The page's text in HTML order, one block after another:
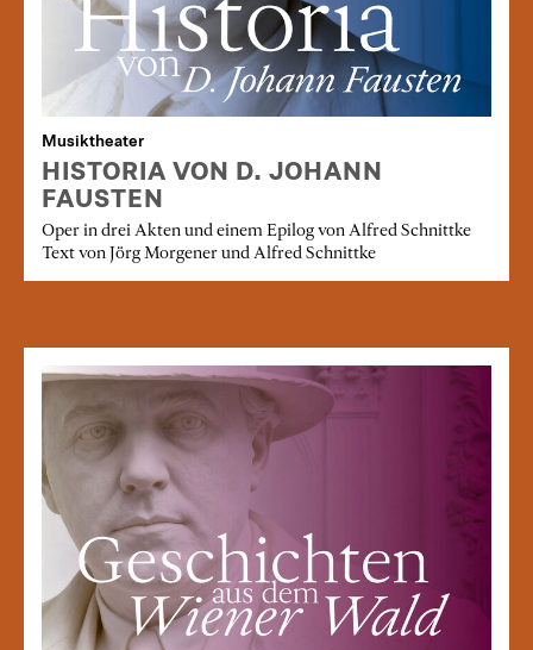
Musiktheater
HISTORIA VON D. JOHANN
FAUSTEN
Oper in drei Akten und einem Epilog von Alfred Schnittke
Text von Jörg Morgener und Alfred Schnittke